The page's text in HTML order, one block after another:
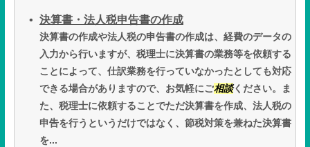
決算書・法人税申告書の作成
決算書の作成や法人税の申告書の作成は、経費のデータの
入力から行いますが、税理士に決算書の業務等を依頼する
ことによって、仕訳業務を行っていなかったとしても対応
できる場合がありますので、お気軽にご相談ください。ま
た、税理士に依頼することでただ決算書を作成、法人税の
申告を行うというだけではなく、節税対策を兼ねた決算書
を...